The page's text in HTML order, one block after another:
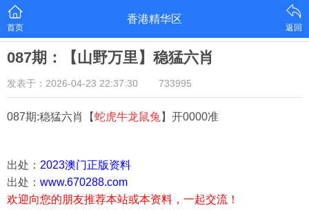
首页
香港精华区
返回
087期：【山野万里】稳猛六肖
发表于：2026-04-23 22:37:30 733995
087期:稳猛六肖【蛇虎牛龙鼠兔 】开0000准
出处： 2023澳门正版资料
出处： www.670288.com
欢迎向您的朋友推荐本站或本资料，一起交流！